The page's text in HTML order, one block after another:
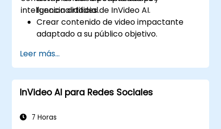
inteligencia artificial.
funcionalidades de InVideo AI.
Crear contenido de video impactante
adaptado a su público objetivo.
incrementar la interacción y retención
del espectador.
Analizar métricas de rendimiento para
refinar las estrategias de marketing de
Leer más...
InVideo AI para Redes Sociales
7 Horas